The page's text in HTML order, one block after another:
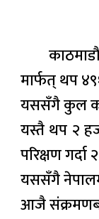
मार्फत् थप
यससँगै कुल
यस्तै थप २
परिक्षण
यससँगै
आजै